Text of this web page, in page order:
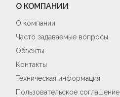
О КОМПАНИИ
О компании
Часто задаваемые вопросы
Объекты
Контакты
Техническая информация
Пользовательское соглашение